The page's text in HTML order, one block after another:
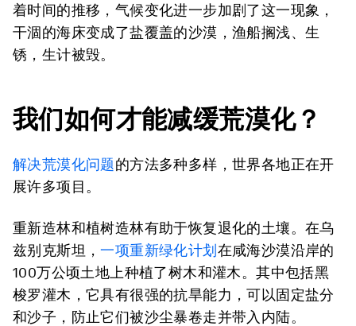
着时间的推移，气候变化进一步加剧了这一现象，
干涸的海床变成了盐覆盖的沙漠，渔船搁浅、生
锈，生计被毁。
我们如何才能减缓荒漠化？
解决荒漠化问题的方法多种多样，世界各地正在开
展许多项目。
重新造林和植树造林有助于恢复退化的土壤。在乌
兹别克斯坦，一项重新绿化计划在咸海沙漠沿岸的
100万公顷土地上种植了树木和灌木。其中包括黑
梭罗灌木，它具有很强的抗旱能力，可以固定盐分
和沙子，防止它们被沙尘暴卷走并带入内陆。